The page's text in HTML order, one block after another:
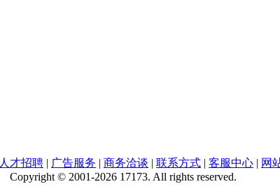
人才招聘 | 广告服务 | 商务洽谈 | 联系方式 | 客服中心 | 网
Copyright © 2001-2026 17173. All rights reserved.